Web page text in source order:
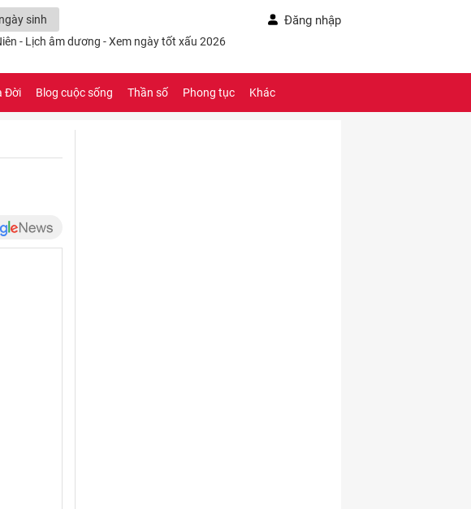
sinh Đăng nhập
- Lịch âm dương - Xem ngày tốt xấu 2026
Đời Blog cuộc sống Thần số Phong tục Khác